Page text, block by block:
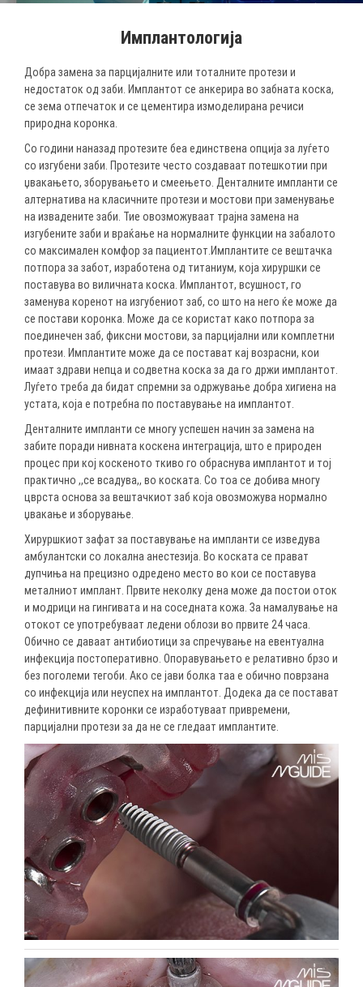
Имплантологија
Добра замена за парцијалните или тоталните протези и
недостаток од заби. Имплантот се анкерира во забната коска,
се зема отпечаток и се цементира измоделирана речиси
природна коронка.
Со години наназад протезите беа единствена опција за луѓето
со изгубени заби. Протезите често создаваат потешкотии при
џвакањето, зборувањето и смеењето. Денталните импланти се
алтернатива на класичните протези и мостови при заменување
на извадените заби. Тие овозможуваат трајна замена на
изгубените заби и враќање на нормалните функции на забалото
со максимален комфор за пациентот.Имплантите се вештачка
потпора за забот, изработена од титаниум, која хируршки се
поставува во виличната коска. Имплантот, всушност, го
заменува коренот на изгубениот заб, со што на него ќе може да
се постави коронка. Може да се користат како потпора за
поединечен заб, фиксни мостови, за парцијални или комплетни
протези. Имплантите може да се постават кај возрасни, кои
имаат здрави непца и содветна коска за да го држи имплантот.
Луѓето треба да бидат спремни за одржување добра хигиена на
устата, која е потребна по поставување на имплантот.
Денталните импланти се многу успешен начин за замена на
забите поради нивната коскена интеграција, што е природен
процес при кој коскеното ткиво го обраснува имплантот и тој
практично ,,се всадува,, во коската. Со тоа се добива многу
цврста основа за вештачкиот заб која овозможува нормално
џвакање и зборување.
Хируршкиот зафат за поставување на импланти се изведува
амбулантски со локална анестезија. Во коската се прават
дупчиња на прецизно одредено место во кои се поставува
металниот имплант. Првите неколку дена може да постои оток
и модрици на гингивата и на соседната кожа. За намалување на
отокот се употребуваат ледени облози во првите 24 часа.
Обично се даваат антибиотици за спречување на евентуална
инфекција постоперативно. Опоравувањето е релативно брзо и
без поголеми тегоби. Ако се јави болка таа е обично поврзана
со инфекција или неуспех на имплантот. Додека да се постават
дефинитивните коронки се изработуваат привремени,
парцијални протези за да не се гледаат имплантите.